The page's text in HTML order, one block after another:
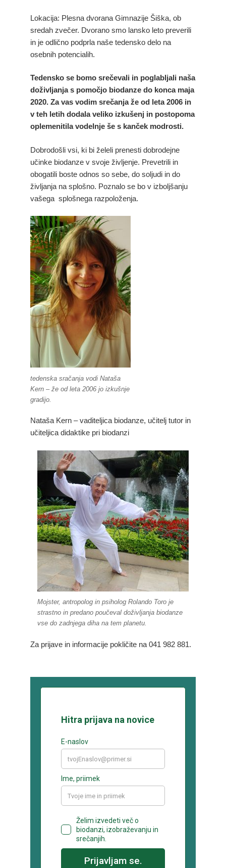
Lokacija: Plesna dvorana Gimnazije Šiška, ob
sredah zvečer. Dvorano smo lansko leto preverili
in je odlično podprla naše tedensko delo na
osebnih potencialih.
Tedensko se bomo srečevali in poglabljali naša
doživljanja s pomočjo biodanze do konca maja
2020. Za vas vodim srečanja že od leta 2006 in
v teh letih dodala veliko izkušenj in postopoma
oplemenitila vodelnje še s kanček modrosti.
Dobrodošli vsi, ki bi želeli prenesti dobrodejne
učinke biodanze v svoje življenje. Prevetrili in
obogatili boste odnos so sebe, do soljudi in do
življanja na splošno. Poznalo se bo v izboljšanju
vašega splošnega razpoloženja.
tedenska sračanja vodi Nataša
Kern – že od leta 2006 jo izkušnje
gradijo.
Nataša Kern – vaditeljica biodanze, učitelj tutor in
učiteljica didaktike pri biodanzi
Mojster, antropolog in psiholog Rolando Toro je
strastno in predano poučeval doživljanja biodanze
vse do zadnjega diha na tem planetu.
Za prijave in informacije pokličite na 041 982 881.